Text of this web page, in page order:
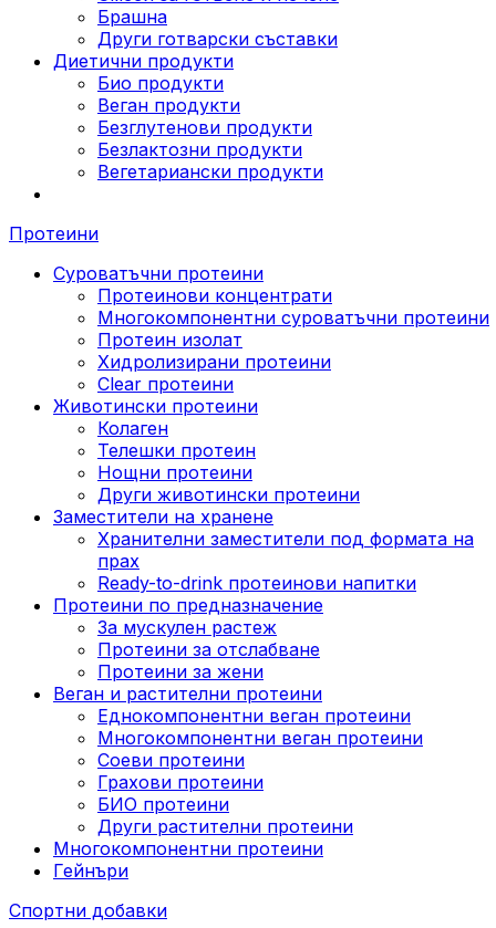
Брашна
Други готварски съставки
Диетични продукти
Био продукти
Веган продукти
Безглутенови продукти
Безлактозни продукти
Вегетариански продукти
Протеини
Суроватъчни протеини
Протеинови концентрати
Многокомпонентни суроватъчни протеини
Протеин изолат
Хидролизирани протеини
Clear протеини
Животински протеини
Колаген
Телешки протеин
Нощни протеини
Други животински протеини
Заместители на хранене
Хранителни заместители под формата на
прах
Ready-to-drink протеинови напитки
Протеини по предназначение
За мускулен растеж
Протеини за отслабване
Протеини за жени
Веган и растителни протеини
Еднокомпонентни веган протеини
Многокомпонентни веган протеини
Соеви протеини
Грахови протеини
БИО протеини
Други растителни протеини
Многокомпонентни протеини
Гейнъри
Спортни добавки